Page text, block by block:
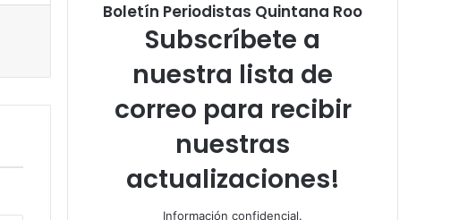
Boletín Periodistas Quintana Roo
Subscríbete a
nuestra lista de
correo para recibir
nuestras
actualizaciones!
Información confidencial.